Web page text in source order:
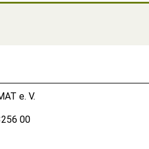
e. V.
00